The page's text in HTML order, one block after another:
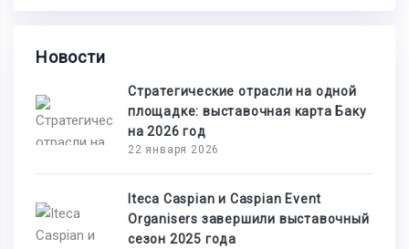
Новости
Стратегические отрасли на одной
площадке: выставочная карта Баку
на 2026 год
22 января 2026
Iteca Caspian и Caspian Event
Organisers завершили выставочный
сезон 2025 года